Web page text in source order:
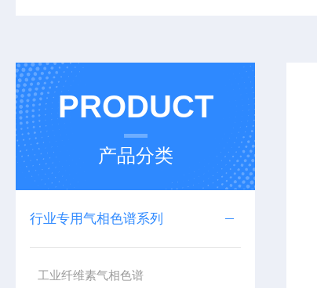
PRODUCT
产品分类
行业专用气相色谱系列
工业纤维素气相色谱